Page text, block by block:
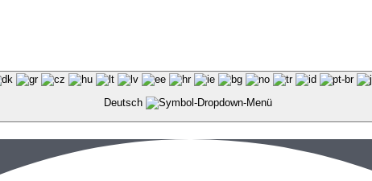
Deutsch